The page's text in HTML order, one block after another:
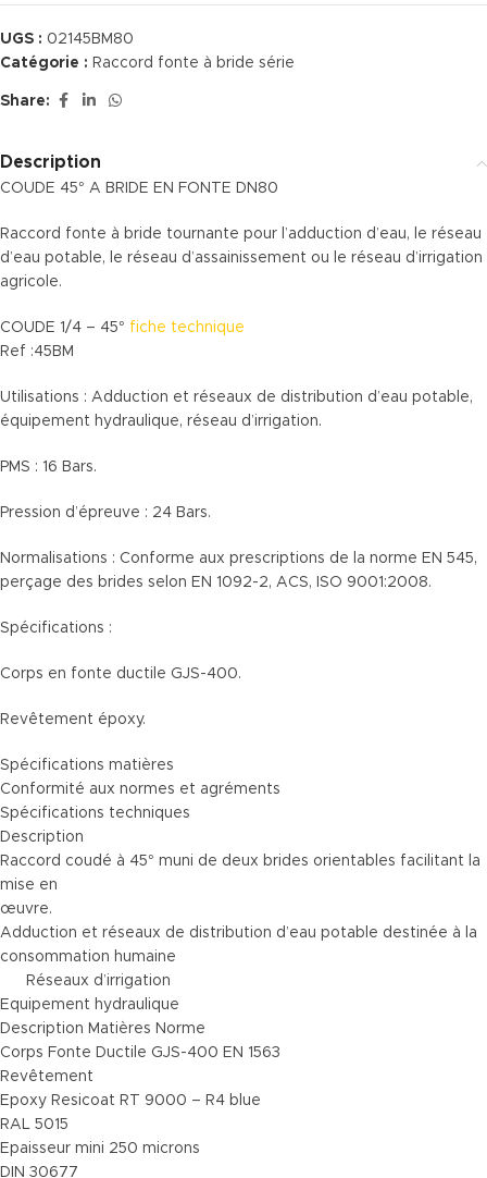
UGS : 02145BM80
Catégorie : Raccord fonte à bride série
Share:
Description
COUDE 45° A BRIDE EN FONTE DN80
Raccord fonte à bride tournante pour l’adduction d’eau, le réseau
d’eau potable, le réseau d’assainissement ou le réseau d’irrigation
agricole.
COUDE 1/4 – 45° fiche technique
Ref :45BM
Utilisations : Adduction et réseaux de distribution d’eau potable,
équipement hydraulique, réseau d’irrigation.
PMS : 16 Bars.
Pression d’épreuve : 24 Bars.
Normalisations : Conforme aux prescriptions de la norme EN 545,
perçage des brides selon EN 1092-2, ACS, ISO 9001:2008.
Spécifications :
Corps en fonte ductile GJS-400.
Revêtement époxy.
Spécifications matières
Conformité aux normes et agréments
Spécifications techniques
Description
Raccord coudé à 45° muni de deux brides orientables facilitant la
mise en
œuvre.
Adduction et réseaux de distribution d’eau potable destinée à la
consommation humaine
Réseaux d’irrigation
Equipement hydraulique
Description Matières Norme
Corps Fonte Ductile GJS-400 EN 1563
Revêtement
Epoxy Resicoat RT 9000 – R4 blue
RAL 5015
Epaisseur mini 250 microns
DIN 30677